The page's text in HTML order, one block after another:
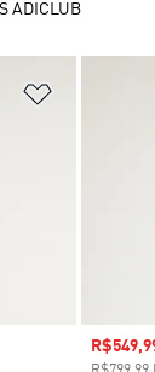
Adicionar
Preço
ADICLUB